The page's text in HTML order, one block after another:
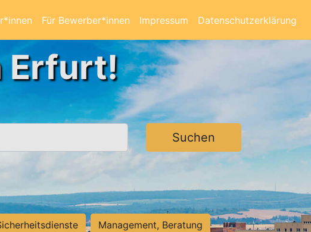
Für Bewerber*innen Impressum Datenschutzerklärung
Erfurt!
Suchen
Management, Beratung